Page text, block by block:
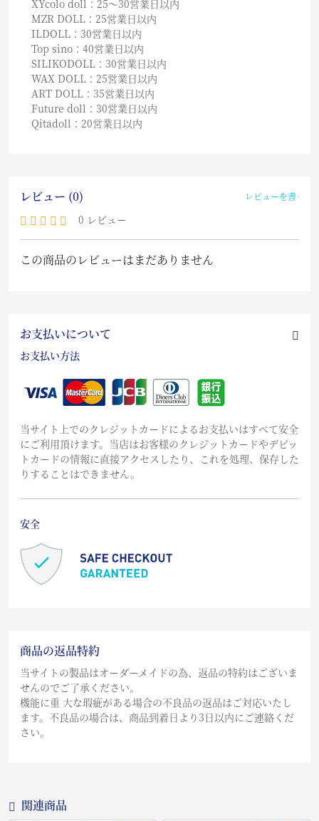
XYcolo doll：25〜30営業日以内
MZR DOLL：25営業日以内
ILDOLL：30営業日以内
Top sino：40営業日以内
SILIKODOLL：30営業日以内
WAX DOLL：25営業日以内
ART DOLL：35営業日以内
Future doll：30営業日以内
Qitadoll：20営業日以内
レビュー (0) レビューを書く
0 レビュー
この商品のレビューはまだありません
お支払いについて
お支払い方法
当サイト上でのクレジットカードによるお支払いはすべて安全
にご利用頂けます。当店はお客様のクレジットカードやデビッ
トカードの情報に直接アクセスしたり、これを処理、保存した
りすることはできません。
安全
商品の返品特約
当サイトの製品はオーダーメイドの為、返品の特約はございま
せんのでご了承ください。
機能に重 大な瑕疵がある場合の不良品の返品はご対応いたし
ます。不良品の場合は、商品到着日より3日以内にご連絡くだ
さい。
関連商品